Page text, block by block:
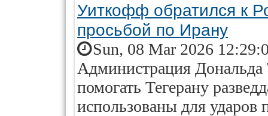
Уиткофф обратился к
просьбой по Ирану
Sun, 08 Mar 2026
Администрация
помогать Тегерану
использованы для